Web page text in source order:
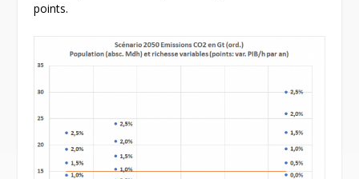
points.